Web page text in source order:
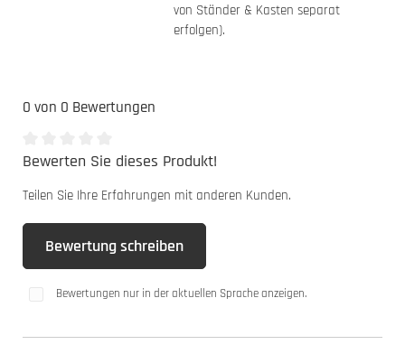
von Ständer & Kasten separat
erfolgen).
0 von 0 Bewertungen
Durchschnittliche Bewertung von 0 von 5 Sternen
Bewerten Sie dieses Produkt!
Teilen Sie Ihre Erfahrungen mit anderen Kunden.
Bewertung schreiben
Bewertungen nur in der aktuellen Sprache anzeigen.